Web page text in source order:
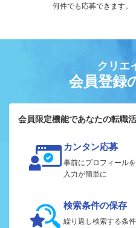
何件でも応募できます。
クリエ
会員登録
会員限定機能であなたの転職
カンタン応募
事前にプロフィール
入力が簡単に
検索条件の保存
繰り返し検索する条